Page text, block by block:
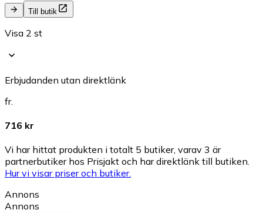
Till butik
Visa 2 st
Erbjudanden utan direktlänk
fr.
716 kr
Vi har hittat produkten i totalt 5 butiker, varav 3 är
partnerbutiker hos Prisjakt och har direktlänk till butiken.
Hur vi visar priser och butiker.
Annons
Annons